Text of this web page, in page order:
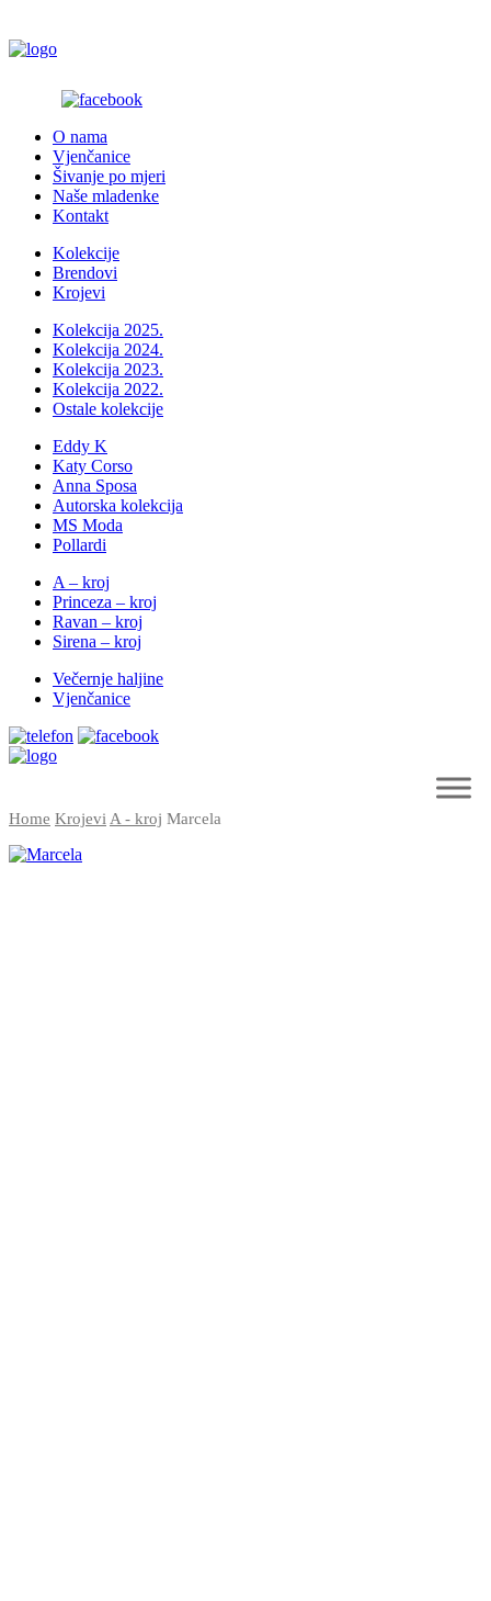
O nama
Vjenčanice
Šivanje po mjeri
Naše mladenke
Kontakt
Kolekcije
Brendovi
Krojevi
Kolekcija 2025.
Kolekcija 2024.
Kolekcija 2023.
Kolekcija 2022.
Ostale kolekcije
Eddy K
Katy Corso
Anna Sposa
Autorska kolekcija
MS Moda
Pollardi
A – kroj
Princeza – kroj
Ravan – kroj
Sirena – kroj
Večernje haljine
Vjenčanice
Home Krojevi A - kroj Marcela